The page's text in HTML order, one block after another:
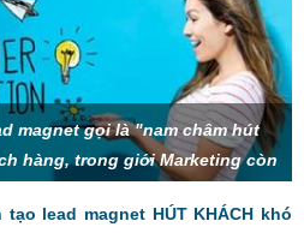
magnet gọi là "nam châm hút
hàng, trong giới Marketing còn
lead magnet HÚT KHÁCH khó